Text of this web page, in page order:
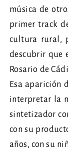
música de
primer track
cultura rural,
descubrir que
Rosario de
Esa aparición
interpretar la
sintetizador
con su
años, con su